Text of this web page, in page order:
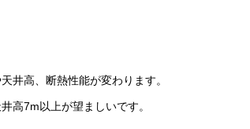
井高、断熱性能が変わります。
高7m以上が望ましいです。